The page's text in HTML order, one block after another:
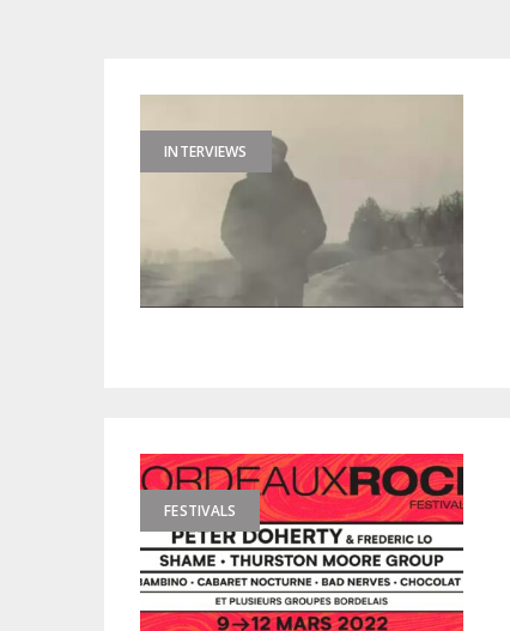
INTERVIEWS
FESTIVALS